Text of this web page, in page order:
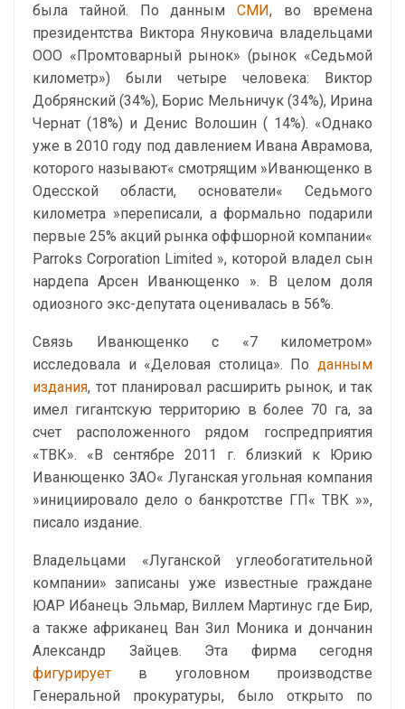
была тайной. По даннымСМИ, во времена
президентства Виктора Януковича владельцами
ООО «Промтоварный рынок» (рынок «Седьмой
километр») были четыре человека: Виктор
Добрянский (34%), Борис Мельничук (34%), Ирина
Чернат (18%) и Денис Волошин ( 14%). «Однако
уже в 2010 году под давлением Ивана Аврамова,
которого называют« смотрящим »Иванющенко в
Одесской области, основатели« Седьмого
километра »переписали, а формально подарили
первые 25% акций рынка оффшорной компании«
Parroks Corporation Limited », которой владел сын
нардепа Арсен Иванющенко ». В целом доля
одиозного экс-депутата оценивалась в 56%.
Связь Иванющенко с «7 километром»
исследовала и «Деловая столица». По данным
издания, тот планировал расширить рынок, и так
имел гигантскую территорию в более 70 га, за
счет расположенного рядом госпредприятия
«ТВК». «В сентябре 2011 г. близкий к Юрию
Иванющенко ЗАО« Луганская угольная компания
»инициировало дело о банкротстве ГП« ТВК »»,
писало издание.
Владельцами «Луганской углеобогатительной
компании» записаны уже известные граждане
ЮАР Ибанець Эльмар, Виллем Мартинус где Бир,
а также африканец Ван Зил ​​Моника и дончанин
Александр Зайцев. Эта фирма сегодня
фигурирует в уголовном производстве
Генеральной прокуратуры, было открыто по